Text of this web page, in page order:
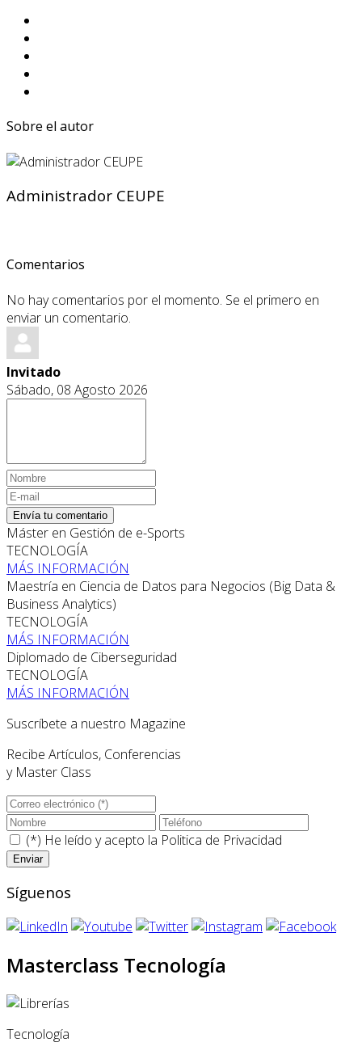
Sobre el autor
Administrador CEUPE
Comentarios
No hay comentarios por el momento. Se el primero en
enviar un comentario.
Invitado
Sábado, 08 Agosto 2026
Envía tu comentario
Máster en Gestión de e-Sports
TECNOLOGÍA
MÁS INFORMACIÓN
Maestría en Ciencia de Datos para Negocios (Big Data &
Business Analytics)
TECNOLOGÍA
MÁS INFORMACIÓN
Diplomado de Ciberseguridad
TECNOLOGÍA
MÁS INFORMACIÓN
Suscríbete a nuestro Magazine
Recibe Artículos, Conferencias
y Master Class
(*) He leído y acepto la Politica de Privacidad
Síguenos
Masterclass Tecnología
Tecnología